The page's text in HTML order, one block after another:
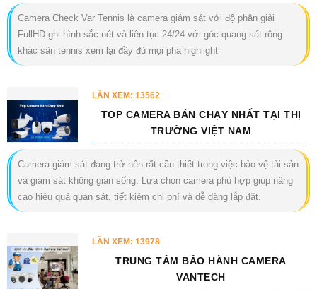
Camera Check Var Tennis là camera giám sát với độ phân giải
FullHD ghi hình sắc nét và liên tục 24/24 với góc quang sát rộng
khác sân tennis xem lại đầy đủ mọi pha highlight
LẦN XEM: 13562
TOP CAMERA BÁN CHẠY NHẤT TẠI THỊ
TRƯỜNG VIỆT NAM
Camera giám sát đang trở nên rất cần thiết trong việc bảo vệ tài sản
và giám sát không gian sống. Lựa chọn camera phù hợp giúp nâng
cao hiệu quả quan sát, tiết kiệm chi phí và dễ dàng lắp đặt.
LẦN XEM: 13978
TRUNG TÂM BẢO HÀNH CAMERA
VANTECH